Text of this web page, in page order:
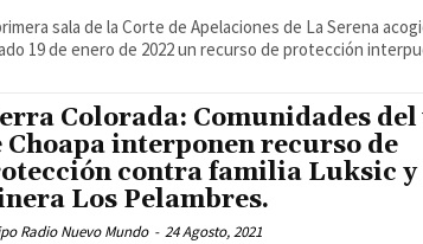
sala de la Corte de Apelaciones de La Serena
19 de enero de 2022 un recurso de protección
Colorada: Comunidades
Choapa interponen recurso de
contra familia Luksic y
Los Pelambres.
Radio Nuevo Mundo - 24 Agosto, 2021